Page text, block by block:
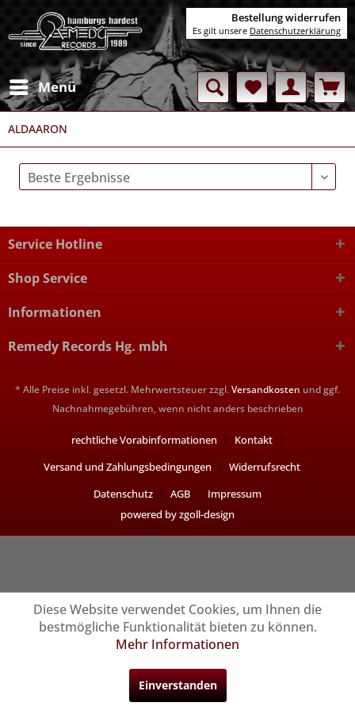
Menü
ALDAARON
Service Hotline
Shop Service
Informationen
Remedy Records Hg. mbh
* Alle Preise inkl. gesetzl. Mehrwertsteuer zzgl.Versandkosten und ggf.
Nachnahmegebühren, wenn nicht anders beschrieben
rechtliche Vorabinformationen
Kontakt
Versand und Zahlungsbedingungen
Widerrufsrecht
Datenschutz
AGB
Impressum
powered by zgoll-design
Bestellung widerrufen
Es gilt unsere Datenschutzerklärung
Diese Website verwendet Cookies, um Ihnen die
bestmögliche Funktionalität bieten zu können.
Mehr Informationen
Einverstanden